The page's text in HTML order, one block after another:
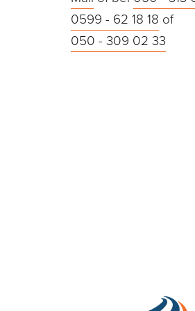
0599 - 62 18 18 of
050 - 309 02 33